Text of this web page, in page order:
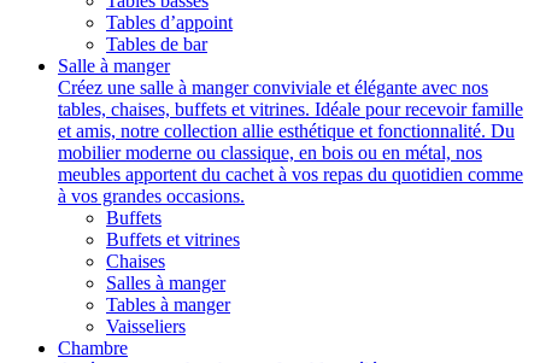
Tables d’appoint
Tables de bar
Salle à manger
Créez une salle à manger conviviale et élégante avec nos
tables, chaises, buffets et vitrines. Idéale pour recevoir famille
et amis, notre collection allie esthétique et fonctionnalité. Du
mobilier moderne ou classique, en bois ou en métal, nos
meubles apportent du cachet à vos repas du quotidien comme
à vos grandes occasions.
Buffets
Buffets et vitrines
Chaises
Salles à manger
Tables à manger
Vaisseliers
Chambre